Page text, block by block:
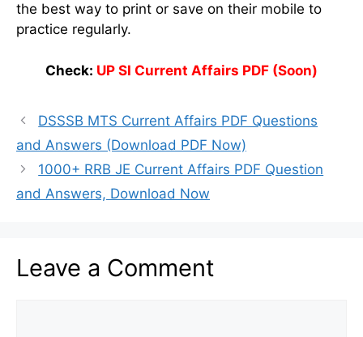
the best way to print or save on their mobile to
practice regularly.
Check: UP SI Current Affairs PDF (Soon)
DSSSB MTS Current Affairs PDF Questions
and Answers (Download PDF Now)
1000+ RRB JE Current Affairs PDF Question
and Answers, Download Now
Leave a Comment